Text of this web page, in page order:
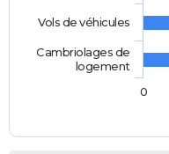
Vols de véhicules
Cambriolages de
logement
0